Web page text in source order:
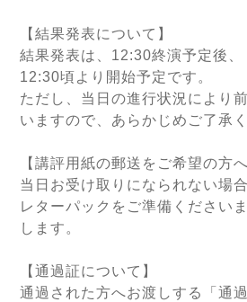
【結果発表について】
結果発表は、12:30終演予定後、
12:30頃より開始予定です。
ただし、当日の進行状況により
いますので、あらかじめご了承く
【講評用紙の郵送をご希望の方へ
当日お受け取りになられない場合
レターパックをご準備ください
します。
【通過証について】
通過された方へお渡しする「通